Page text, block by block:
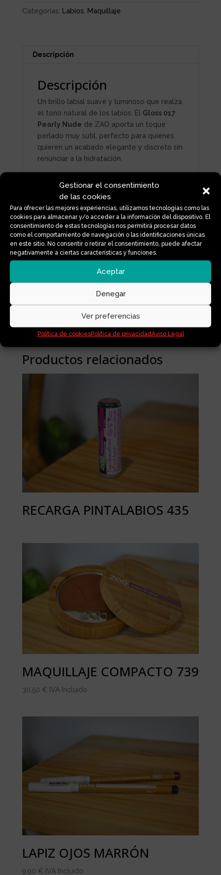
Gestionar el consentimiento
de las cookies
Para ofrecer las mejores experiencias, utilizamos tecnologías como las
cookies para almacenar y/o acceder a la información del dispositivo. El
consentimiento de estas tecnologías nos permitirá procesar datos
como el comportamiento de navegación o las identificaciones únicas
en este sitio. No consentir o retirar el consentimiento, puede afectar
negativamente a ciertas características y funciones.
Aceptar
Denegar
Ver preferencias
Política de cookiesPolítica de privacidadAviso Legal
Categorías: Labios Maquillaje
Descripción
Descripción
Un brillo labial suave y luminoso que realza
el tono natural de los labios. El Gloss 017
Pearly Nude de ZAO aporta un toque
perlado muy sutil, perfecto para quienes
quieren un acabado elegante y discreto sin
renunciar a la hidratación.
pegajosa, y está formulado con
ingredientes de origen natural que cuidan y
suavizan los labios durante todo el día.
Aporta ese efecto “labio jugoso” que
queda bien con cualquier look, ya sea para
llevarlo solo o para añadir un toque de luz
sobre tu labial favorito.
Además, su envase esrecargable
y duradera dentro de la rutina de
Productos relacionados
RECARGA PINTALABIOS 435
MAQUILLAJE COMPACTO 739
30,50 € IVA Incluido
LAPIZ OJOS MARRÓN
9,90 € IVA Incluido